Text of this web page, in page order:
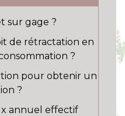
sur gage ?
de rétractation en
?
pour obtenir un
?
annuel effectif